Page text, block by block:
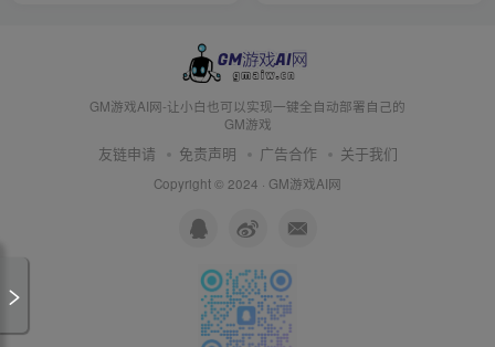
理后台+代理后台+网页注册
+GM授权后台+安卓苹果双
端+详细搭建教程+视频教程
GM游戏AI网-让小白也可以实现一键全自动部署自己的
GM游戏
友链申请 免责声明 广告合作 关于我们
Copyright © 2024 · GM游戏AI网